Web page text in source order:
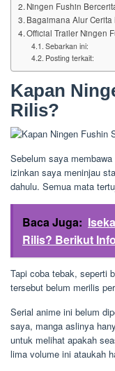
Ningen Fushin
Bagaimana Alur
Official Trailer Ningen
Sebarkan ini:
Posting terkait:
Kapan
Rilis?
Sebelum saya
izinkan saya meninjau
dahulu. Semua mata
Baca Juga:
Rilis? Berikut
Tapi coba tebak, seperti
tersebut belum merilis
Serial anime ini belum
saya, manga aslinya
untuk melihat apakah
lima volume ini ataukah